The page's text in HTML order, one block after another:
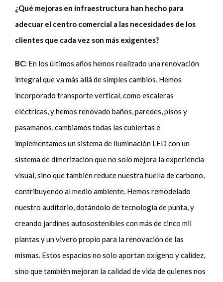
¿Qué mejoras en infraestructura han hecho para
adecuar el centro comercial a las necesidades de los
clientes que cada vez son más exigentes?
BC: En los últimos años hemos realizado una renovación
integral que va más allá de simples cambios. Hemos
incorporado transporte vertical, como escaleras
eléctricas, y hemos renovado baños, paredes, pisos y
pasamanos, cambiamos todas las cubiertas e
implementamos un sistema de iluminación LED con un
sistema de dimerización que no solo mejora la experiencia
visual, sino que también reduce nuestra huella de carbono,
contribuyendo al medio ambiente. Hemos remodelado
nuestro auditorio, dotándolo de tecnología de punta, y
creando jardines autosostenibles con más de cinco mil
plantas y un vivero propio para la renovación de las
mismas. Estos espacios no solo aportan oxígeno y calidez,
sino que también mejoran la calidad de vida de quienes nos